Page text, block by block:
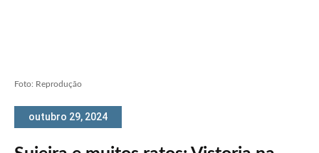
Foto: Reprodução
outubro 29, 2024